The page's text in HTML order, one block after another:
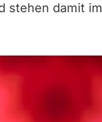
stehen damit im